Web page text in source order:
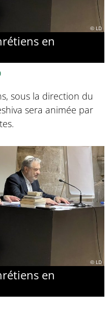
© LD
en
sous la direction du
sera animée par
© LD
en